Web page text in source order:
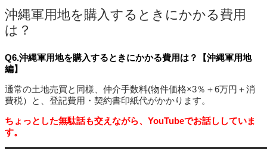
沖縄軍用地を購入するときにかかる費用
は？
Q6.沖縄軍用地を購入するときにかかる費用は？【沖縄軍用地
編】
通常の土地売買と同様、仲介手数料(物件価格×3％＋6万円＋消
費税）と、登記費用・契約書印紙代がかかります。
ちょっとした無駄話も交えながら、YouTubeでお話ししていま
す。